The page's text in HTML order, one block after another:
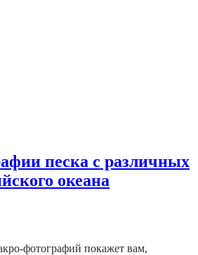
песка с различных
океана
фотографий покажет вам,